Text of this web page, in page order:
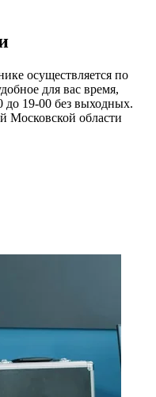
осуществляется по
для вас время,
до 19-00 без выходных.
Московской области